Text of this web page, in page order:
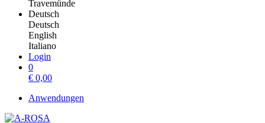
Travemünde
Deutsch
Deutsch
English
Italiano
Login
0
€ 0,00
Anwendungen